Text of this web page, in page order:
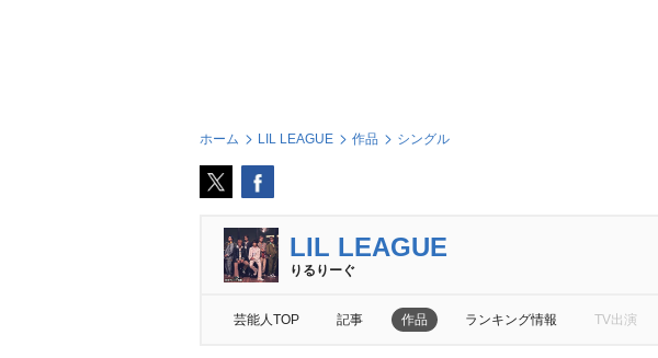
ホーム LIL LEAGUE 作品 シングル
LIL LEAGUE
りるりーぐ
芸能人TOP 記事 作品 ランキング情報 TV出演